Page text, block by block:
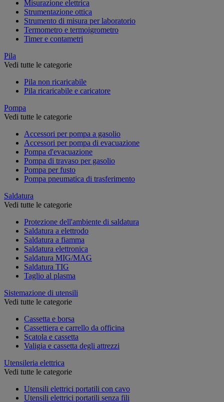
Misurazione elettrica
Strumentazione ottica
Strumento di misura per laboratorio
Termometro e termoigrometro
Timer e contametri
Pila
Vedi tutte le categorie
Pila non ricaricabile
Pila ricaricabile e caricatore
Pompa
Vedi tutte le categorie
Accessori per pompa a gasolio
Accessori per pompa di evacuazione
Pompa d'evacuazione
Pompa di travaso per gasolio
Pompa per fusto
Pompa pneumatica di trasferimento
Saldatura
Vedi tutte le categorie
Protezione dell'ambiente di saldatura
Saldatura a elettrodo
Saldatura a fiamma
Saldatura elettronica
Saldatura MIG/MAG
Saldatura TIG
Taglio al plasma
Sistemazione di utensili
Vedi tutte le categorie
Cassetta e borsa
Cassettiera e carrello da officina
Scatola e cassetta
Valigia e cassetta degli attrezzi
Utensileria elettrica
Vedi tutte le categorie
Utensili elettrici portatili con cavo
Utensili elettrici portatili senza fili